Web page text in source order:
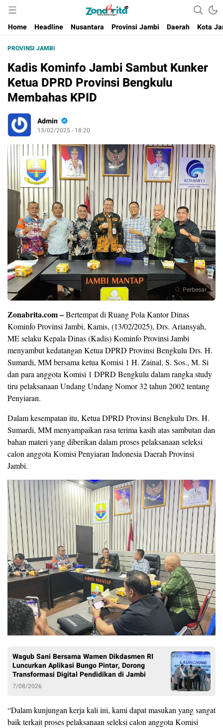
Berita Harian Negeri
Home
Headline Nusantara Provinsi Jambi Daerah Kota
PROVINSI JAMBI
Kadis Kominfo Jambi Sambut Kunker
Ketua DPRD Provinsi Bengkulu
Membahas KPID
Admin
13/02/2025 - 18:20
Perbesar
Zonabrita.com –Bertempat di Ruang Pola Kantor Dinas
Kominfo Provinsi Jambi, Kamis, (13/02/2025), Drs. Ariansyah,
ME selaku Kepala Dinas (Kadis) Kominfo Provinsi Jambi
menyambut kedatangan Ketua DPRD Provinsi Bengkulu Drs. H.
Sumardi, MM bersama ketua Komisi 1 H. Zainal, S. Sos., M. Si
dan para anggota Komisi 1 DPRD Bengkulu dalam rangka study
tiru pelaksanaan Undang Undang Nomor 32 tahun 2002 tentang
Penyiaran.
Dalam kesempatan itu, Ketua DPRD Provinsi Bengkulu Drs. H.
Sumardi, MM menyampaikan rasa terima kasih atas sambutan dan
bahan materi yang diberikan dalam proses pelaksanaan seleksi
calon anggota Komisi Penyiaran Indonesia Daerah Provinsi
Jambi.
Wagub Sani Bersama Wamen Dikdasmen RI
Luncurkan Aplikasi Bungo Pintar, Dorong
Transformasi Digital Pendidikan di Jambi
7/08/2026
“Dalam kunjungan kerja kali ini, kami dapat masukan yang sangat
baik terkait proses pelaksanaan seleksi calon anggota Komisi